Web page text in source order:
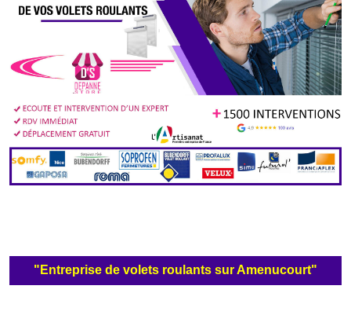
"Entreprise de volets roulants sur Amenucourt"